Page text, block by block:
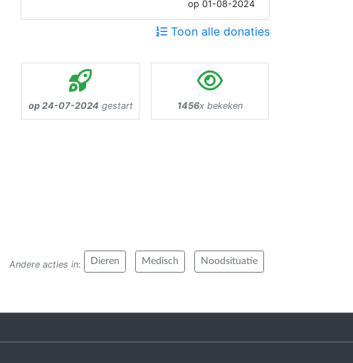
op 01-08-2024
Toon alle donaties
op 24-07-2024 gestart 1456x bekeken
Andere acties in: Dieren Medisch Noodsituatie